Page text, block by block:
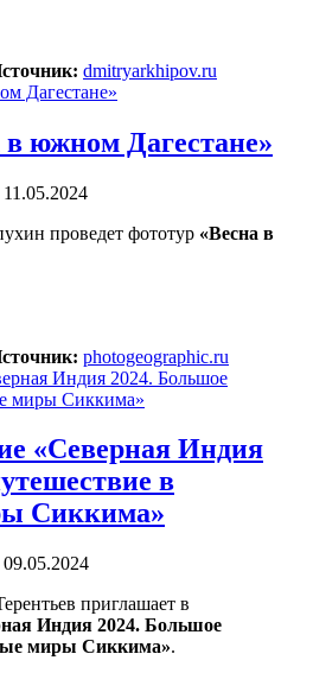
dmitryarkhipov.ru
южном Дагестане»
проведет фототур «Весна в
photogeographic.ru
«Северная Индия
в
Сиккима»
приглашает в
Индия 2024. Большое
миры Сиккима».